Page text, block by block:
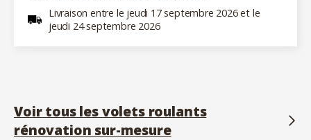
Livraison entre le jeudi 17 septembre 2026 et le
jeudi 24 septembre 2026
Voir tous les volets roulants
rénovation sur-mesure